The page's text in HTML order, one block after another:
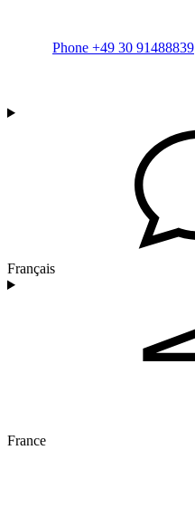
Phone +49 30 91488839
Français
France